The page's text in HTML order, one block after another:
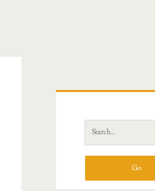
Sidebar
Search
for: